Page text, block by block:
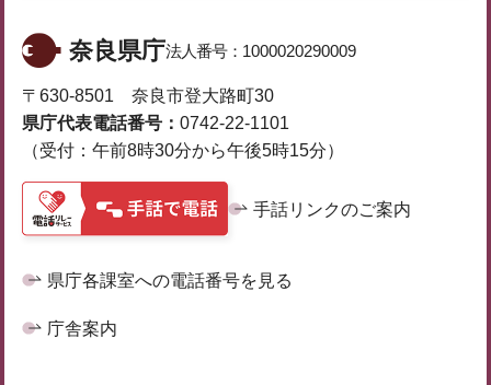
奈良県庁法人番号： 1000020290009
〒630-8501 奈良市登大路町30
県庁代表電話番号： 0742-22-1101
（受付：午前8時30分から午後5時15分）
手話リンクのご案内
県庁各課室への電話番号を見る
庁舎案内